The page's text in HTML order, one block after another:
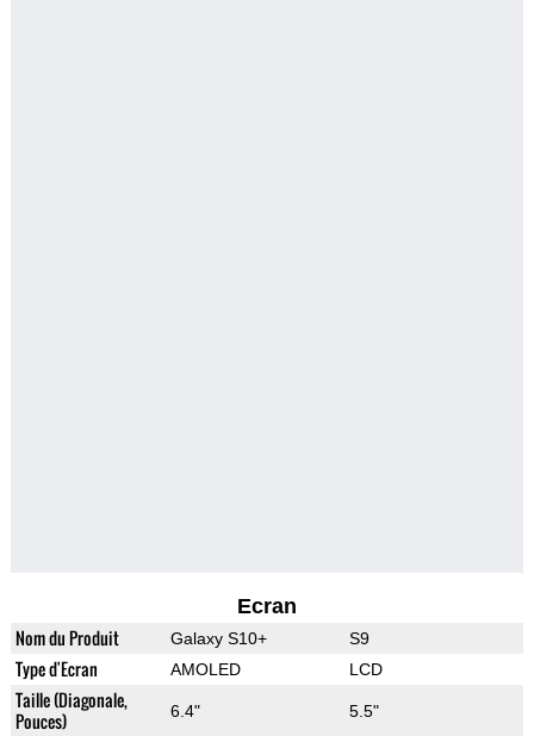
Ecran
Nom du Produit Galaxy S10+ S9
Type d'Ecran AMOLED LCD
Taille (Diagonale,
Pouces)
6.4" 5.5"